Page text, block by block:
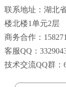
联系地址：湖北
楼北楼1单元2层
商务合作：
客服QQ：
技术交流QQ群：